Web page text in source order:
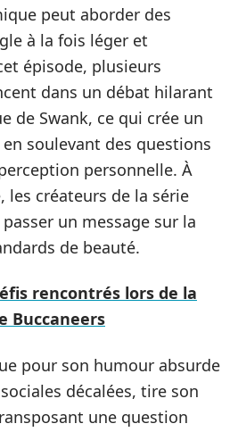
peut aborder des
à la fois léger et
épisode, plusieurs
dans un débat hilarant
de Swank, ce qui crée un
soulevant des questions
personnelle. À
les créateurs de la série
un message sur la
de beauté.
rencontrés lors de la
Buccaneers
pour son humour absurde
décalées, tire son
une question